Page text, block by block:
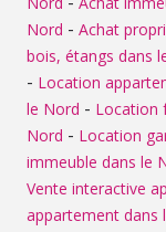
Nord - Achat
bois, étangs dans
- Location
le Nord - Location
Nord - Location
immeuble dans le
Vente interactive
appartement dans